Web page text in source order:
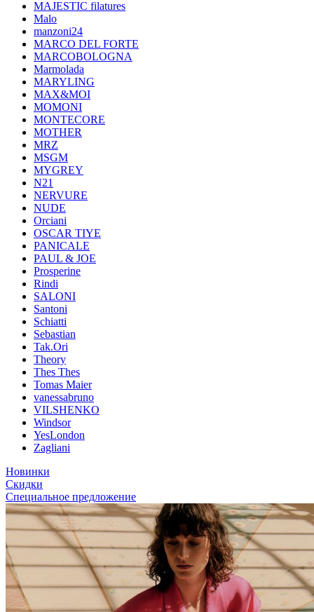
MAJESTIC filatures
Malo
manzoni24
MARCO DEL FORTE
MARCOBOLOGNA
Marmolada
MARYLING
MAX&MOI
MOMONI
MONTECORE
MOTHER
MRZ
MSGM
MYGREY
N21
NERVURE
NUDE
Orciani
OSCAR TIYE
PANICALE
PAUL & JOE
Prosperine
Rindi
SALONI
Santoni
Schiatti
Sebastian
Tak.Ori
Theory
Thes Thes
Tomas Maier
vanessabruno
VILSHENKO
Windsor
YesLondon
Zagliani
Новинки
Скидки
Специальное предложение